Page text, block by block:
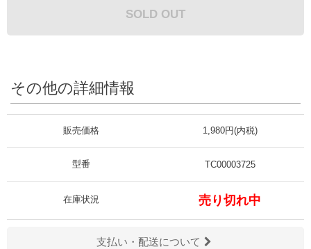
SOLD OUT
その他の詳細情報
販売価格 1,980円(内税)
型番 TC00003725
在庫状況 売り切れ中
支払い・配送について